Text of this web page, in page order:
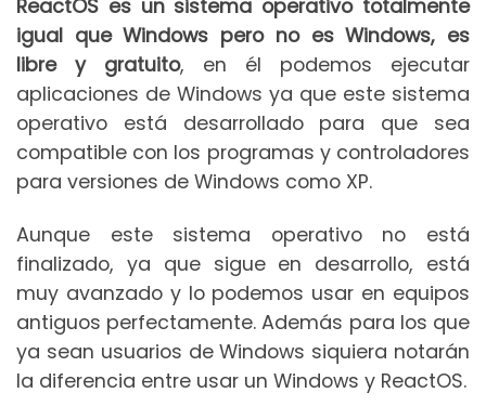
ReactOS es un sistema operativo totalmente
igual que Windows pero no es Windows, es
libre y gratuito, en él podemos ejecutar
aplicaciones de Windows ya que este sistema
operativo está desarrollado para que sea
compatible con los programas y controladores
para versiones de Windows como XP.
Aunque este sistema operativo no está
finalizado, ya que sigue en desarrollo, está
muy avanzado y lo podemos usar en equipos
antiguos perfectamente. Además para los que
ya sean usuarios de Windows siquiera notarán
la diferencia entre usar un Windows y ReactOS.